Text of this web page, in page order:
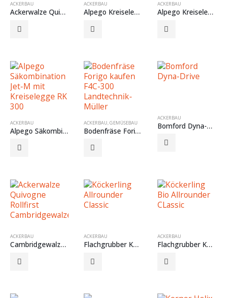
ACKERBAU
Ackerwalze Quivogne RAP
ACKERBAU
Alpego Kreiselegge Rotodent DJ
ACKERBAU
Alpego Kreiselegge Rotodent RK
ACKERBAU
Alpego Säkombination Jet-M
ACKERBAU,GEMÜSEBAU
Bodenfräse Forigo F4C-300
ACKERBAU
Bomford Dyna-Drive Doppelzinkenrotor
ACKERBAU
Cambridgewalze Quivogne Rollfirst
ACKERBAU
Flachgrubber Köckerling Allrounder Classic
ACKERBAU
Flachgrubber Köckerling Bio Allrounder Classic 2.0